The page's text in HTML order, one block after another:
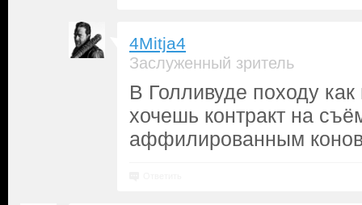
4Mitja4
Заслуженный зритель
В Голливуде походу
хочешь контракт на
аффилированным